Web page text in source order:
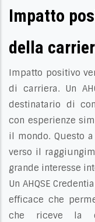
Impatto
della
Impatto positivo
di carriera. Un
destinatario di
con esperienze
il mondo. Questo
verso il
grande interesse
Un AHQSE
efficace che
che riceve la